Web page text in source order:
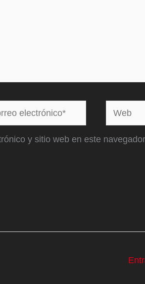
Web
y sitio web en este